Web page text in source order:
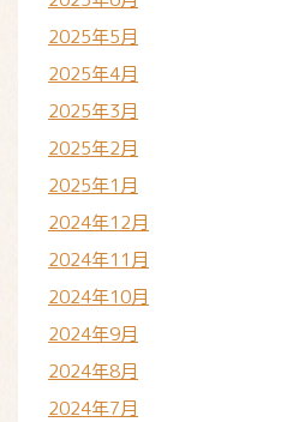
2025年5月
2025年4月
2025年3月
2025年2月
2025年1月
2024年12月
2024年11月
2024年10月
2024年9月
2024年8月
2024年7月